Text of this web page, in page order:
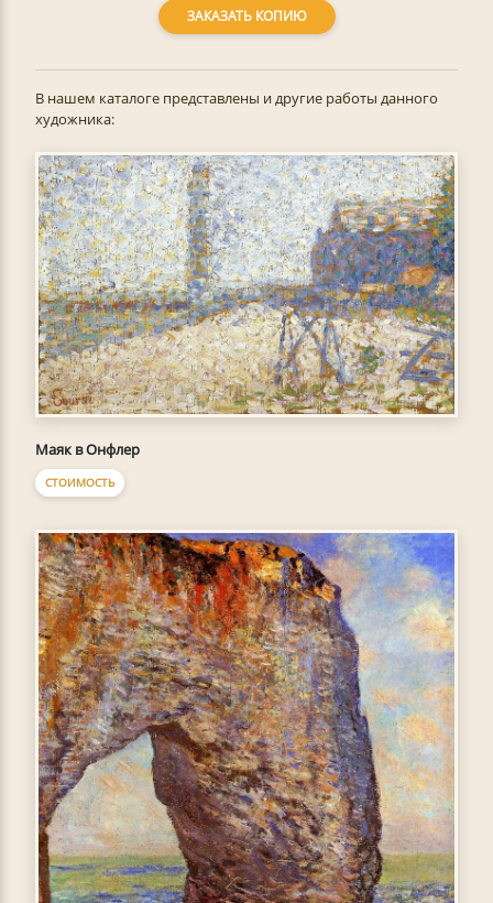
ЗАКАЗАТЬ КОПИЮ
В нашем каталоге представлены и другие работы данного
художника:
Маяк в Онфлер
СТОИМОСТЬ